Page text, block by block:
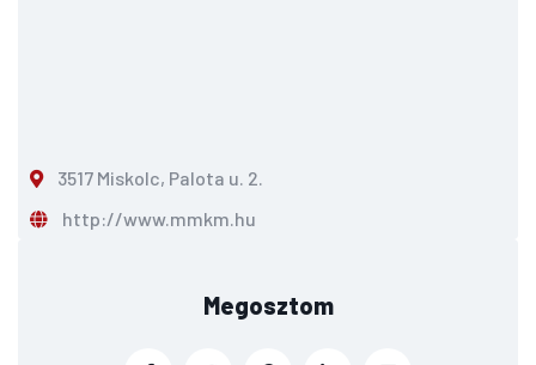
3517 Miskolc, Palota u. 2.
http://www.mmkm.hu
Megosztom